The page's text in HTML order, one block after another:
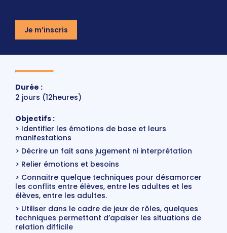
Je m’inscris
Durée :
2 jours (12heures)
Objectifs :
Identifier les émotions de base et leurs
manifestations
Décrire un fait sans jugement ni interprétation
Relier émotions et besoins
Connaitre quelque techniques pour désamorcer
les conflits entre élèves, entre les adultes et les
élèves, entre les adultes.
Utiliser dans le cadre de jeux de rôles, quelques
techniques permettant d’apaiser les situations de
relation difficile